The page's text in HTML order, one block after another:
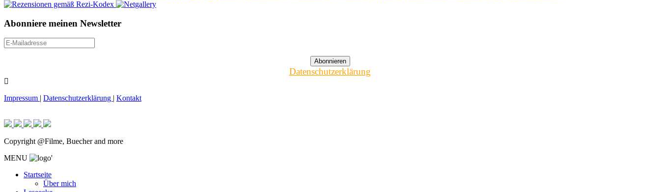
Abonniere meinen Newsletter
Datenschutzerklärung
Impressum | Datenschutzerklärung | Kontakt
Copyright @Filme, Buecher and more
MENU
'
Startseite
Über mich